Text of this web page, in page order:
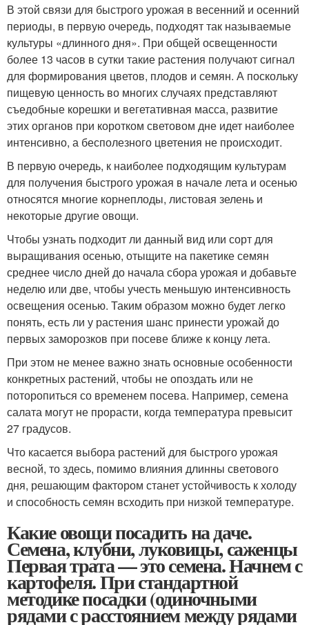
В этой связи для быстрого урожая в весенний и осенний
периоды, в первую очередь, подходят так называемые
культуры «длинного дня». При общей освещенности
более 13 часов в сутки такие растения получают сигнал
для формирования цветов, плодов и семян. А поскольку
пищевую ценность во многих случаях представляют
съедобные корешки и вегетативная масса, развитие
этих органов при коротком световом дне идет наиболее
интенсивно, а бесполезного цветения не происходит.
В первую очередь, к наиболее подходящим культурам
для получения быстрого урожая в начале лета и осенью
относятся многие корнеплоды, листовая зелень и
некоторые другие овощи.
Чтобы узнать подходит ли данный вид или сорт для
выращивания осенью, отыщите на пакетике семян
среднее число дней до начала сбора урожая и добавьте
неделю или две, чтобы учесть меньшую интенсивность
освещения осенью. Таким образом можно будет легко
понять, есть ли у растения шанс принести урожай до
первых заморозков при посеве ближе к концу лета.
При этом не менее важно знать основные особенности
конкретных растений, чтобы не опоздать или не
поторопиться со временем посева. Например, семена
салата могут не прорасти, когда температура превысит
27 градусов.
Что касается выбора растений для быстрого урожая
весной, то здесь, помимо влияния длинны светового
дня, решающим фактором станет устойчивость к холоду
и способность семян всходить при низкой температуре.
Какие овощи посадить на даче.
Семена, клубни, луковицы, саженцы
Первая трата — это семена. Начнем с
картофеля. При стандартной
методике посадки (одиночными
рядами с расстоянием между рядами